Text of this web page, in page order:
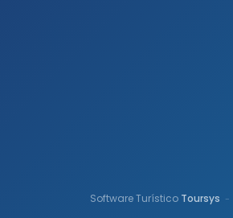
Software Turístico Toursys -